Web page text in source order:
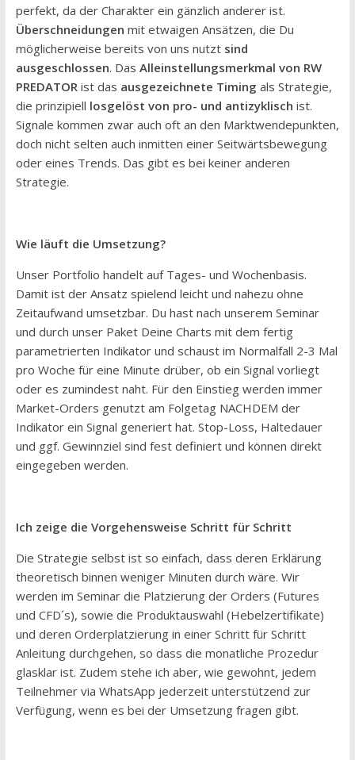
perfekt, da der Charakter ein gänzlich anderer ist.
Überschneidungen mit etwaigen Ansätzen, die Du
möglicherweise bereits von uns nutzt sind
ausgeschlossen. Das Alleinstellungsmerkmal von RW
PREDATORist das ausgezeichnete Timing als Strategie,
die prinzipiell losgelöst von pro- und antizyklisch ist.
Signale kommen zwar auch oft an den Marktwendepunkten,
doch nicht selten auch inmitten einer Seitwärtsbewegung
oder eines Trends. Das gibt es bei keiner anderen
Strategie.
Wie läuft die Umsetzung?
Unser Portfolio handelt auf Tages- und Wochenbasis.
Damit ist der Ansatz spielend leicht und nahezu ohne
Zeitaufwand umsetzbar. Du hast nach unserem Seminar
und durch unser Paket Deine Charts mit dem fertig
parametrierten Indikator und schaust im Normalfall 2-3 Mal
pro Woche für eine Minute drüber, ob ein Signal vorliegt
oder es zumindest naht. Für den Einstieg werden immer
Market-Orders genutzt am Folgetag NACHDEM der
Indikator ein Signal generiert hat. Stop-Loss, Haltedauer
und ggf. Gewinnziel sind fest definiert und können direkt
eingegeben werden.
Ich zeige die Vorgehensweise Schritt für Schritt
Die Strategie selbst ist so einfach, dass deren Erklärung
theoretisch binnen weniger Minuten durch wäre. Wir
werden im Seminar die Platzierung der Orders (Futures
und CFD´s), sowie die Produktauswahl (Hebelzertifikate)
und deren Orderplatzierung in einer Schritt für Schritt
Anleitung durchgehen, so dass die monatliche Prozedur
glasklar ist. Zudem stehe ich aber, wie gewohnt, jedem
Teilnehmer via WhatsApp jederzeit unterstützend zur
Verfügung, wenn es bei der Umsetzung fragen gibt.